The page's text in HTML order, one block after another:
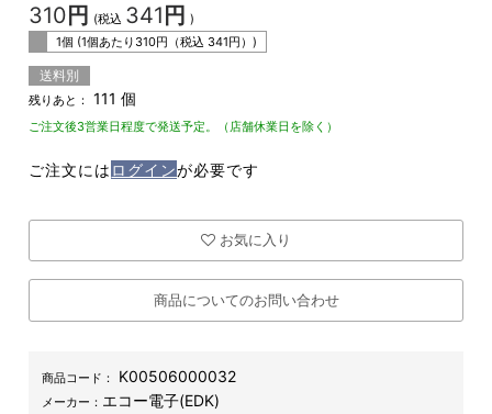
310 円 (税込 341 円 )
1個 (1個あたり 310円（税込 341円）)
送料別
残りあと： 111 個
ご注文後3営業日程度で発送予定。（店舗休業日を除く）
ご注文には ログインが必要です
お気に入り
商品についてのお問い合わせ
商品コード： K00506000032
メーカー： エコー電子(EDK)